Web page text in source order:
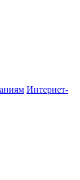
Интернет-